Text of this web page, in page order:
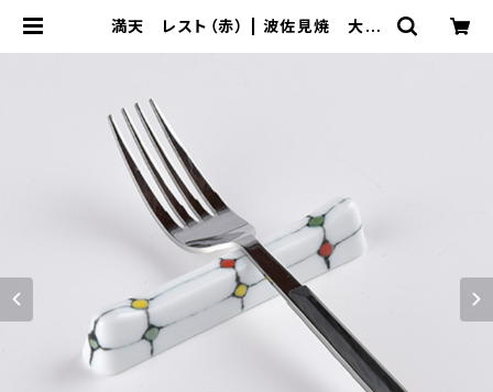
満天 レスト（赤） | 波佐見焼 大新